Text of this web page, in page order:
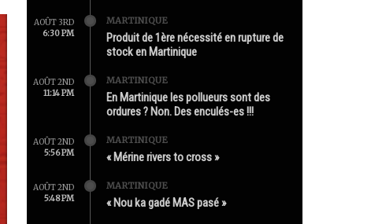
AOÛT 3RD
6:30 PM
MARTINIQUE
Produit de 1ère nécessité en rupture de
stock en Martinique
AOÛT 2ND
11:14 PM
MARTINIQUE
En Martinique les pollueurs sont des
ordures ? Non. Des enculés-es !!!
AOÛT 2ND
5:56 PM
MARTINIQUE
« Mérine rivers to cross »
AOÛT 2ND
5:48 PM
MARTINIQUE
« Nou ka gadé MAS pasé »